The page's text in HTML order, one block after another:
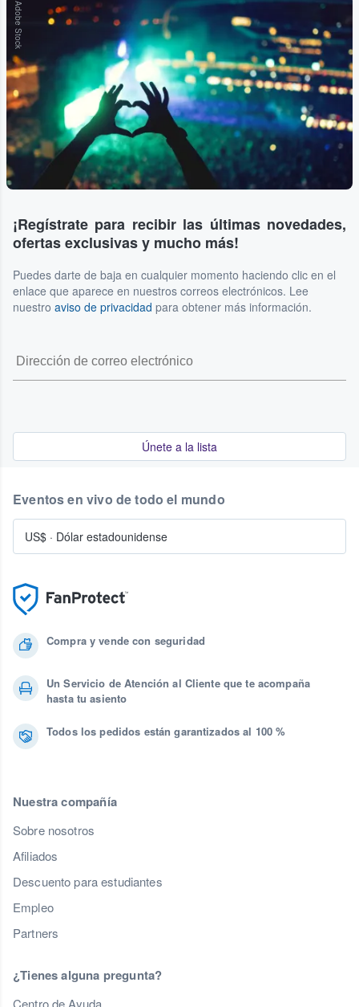
Adobe Stock
¡Regístrate para recibir las últimas novedades,
ofertas exclusivas y mucho más!
Puedes darte de baja en cualquier momento haciendo clic en el
enlace que aparece en nuestros correos electrónicos. Lee
nuestro aviso de privacidad para obtener más información.
Únete a la lista
Compra y vende con seguridad
Un Servicio de Atención al Cliente que te acompaña
hasta tu asiento
Todos los pedidos están garantizados al 100 %
Nuestra compañía
Sobre nosotros
Afiliados
Descuento para estudiantes
Empleo
Partners
¿Tienes alguna pregunta?
Centro de Ayuda
Eventos en vivo de todo el mundo
US$ · Dólar estadounidense